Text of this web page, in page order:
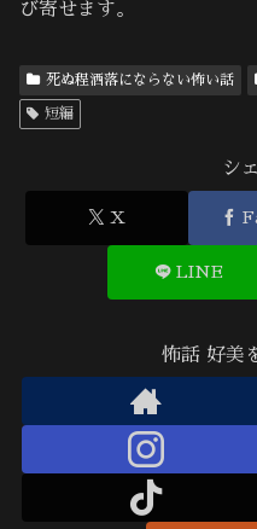
び寄せます。
死ぬ程洒落にならない怖い話
短編
シ
X
LINE
怖話 好美